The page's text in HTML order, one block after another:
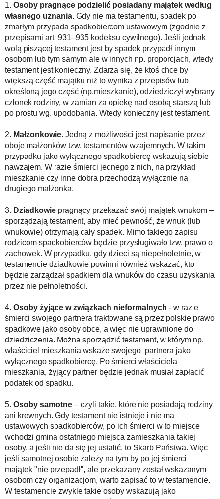
1. Osoby pragnące podzielić posiadany majątek według
własnego uznania. Gdy nie ma testamentu, spadek po
zmarłym przypada spadkobiercom ustawowym (zgodnie z
przepisami art. 931–935 kodeksu cywilnego). Jeśli jednak
wolą piszącej testament jest by spadek przypadł innym
osobom lub tym samym ale w innych np. proporcjach, wtedy
testament jest konieczny. Zdarza się, że ktoś chce by
większą część majątku niż to wynika z przepisów lub
określoną jego część (np.mieszkanie), odziedziczył wybrany
członek rodziny, w zamian za opiekę nad osobą starszą lub
po prostu wg. upodobania. Wtedy konieczny jest testament.
2. Małżonkowie. Jedną z możliwości jest napisanie przez
oboje małżonków tzw. testamentów wzajemnych. W takim
przypadku jako wyłącznego spadkobiercę wskazują siebie
nawzajem. W razie śmierci jednego z nich, na przykład
mieszkanie czy inne dobra przechodzą wyłącznie na
drugiego małżonka.
3. Dziadkowie pragnący przekazać swój majątek wnukom –
sporządzają testament, aby mieć pewność, że wnuk (lub
wnukowie) otrzymają cały spadek. Mimo takiego zapisu
rodzicom spadkobierców będzie przysługiwało tzw. prawo o
zachowek. W przypadku, gdy dzieci są niepełnoletnie, w
testamencie dziadkowie powinni również wskazać, kto
będzie zarządzał spadkiem dla wnuków do czasu uzyskania
przez nie pełnoletności.
4. Osoby żyjące w związkach nieformalnych - w razie
śmierci swojego partnera traktowane są przez polskie prawo
spadkowe jako osoby obce, a więc nie uprawnione do
dziedziczenia. Można sporządzić testament, w którym np.
właściciel mieszkania wskaże swojego partnera jako
wyłącznego spadkobiercę. Po śmierci właściciela
mieszkania, żyjący partner będzie jednak musiał zapłacić
podatek od spadku.
5. Osoby samotne – czyli takie, które nie posiadają rodziny
ani krewnych. Gdy testament nie istnieje i nie ma
ustawowych spadkobierców, po ich śmierci w to miejsce
wchodzi gmina ostatniego miejsca zamieszkania takiej
osoby, a jeśli nie da się jej ustalić, to Skarb Państwa. Więc
jeśli samotnej osobie zależy na tym by po jej śmierci
majątek "nie przepadł", ale przekazany został wskazanym
osobom czy organizacjom, warto zapisać to w testamencie.
W testamencie zwykle takie osoby wskazują jako